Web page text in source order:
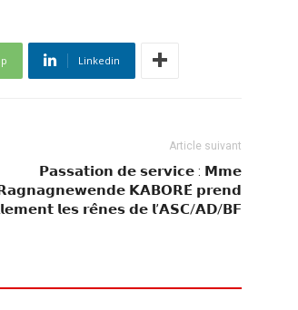
Linkedin
Article suivant
𝗣𝗮𝘀𝘀𝗮𝘁𝗶𝗼𝗻 𝗱𝗲 𝘀𝗲𝗿𝘃𝗶𝗰𝗲 : 𝗠𝗺𝗲
𝗞𝗔𝗕𝗢𝗥𝗘́ 𝗽𝗿𝗲𝗻𝗱
𝗹𝗲𝘀 𝗿𝗲̂𝗻𝗲𝘀 𝗱𝗲 𝗹’𝗔𝗦𝗖/𝗔𝗗/𝗕𝗙